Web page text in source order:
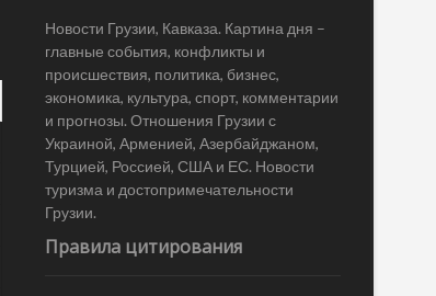
Новости Грузии, Кавказа. Картина дня –
главные события, конфликты и
происшествия, политика, бизнес,
экономика, культура, спорт, комментарии
и прогнозы. Отношения Грузии с
Украиной, Арменией, Азербайджаном,
Турцией, Россией, США и ЕС. Новости
туризма и достопримечательности
Грузии.
Правила цитирования